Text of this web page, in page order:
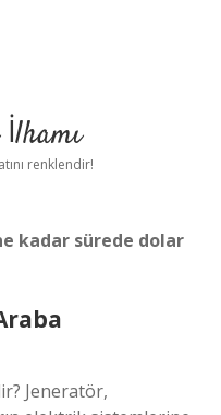
renklendir!
kadar sürede dolar
Jeneratör,